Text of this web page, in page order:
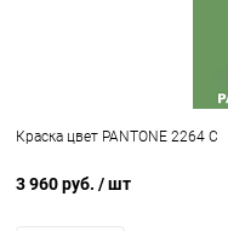
Краска цвет PANTONE 2264 C
3 960 руб. / шт